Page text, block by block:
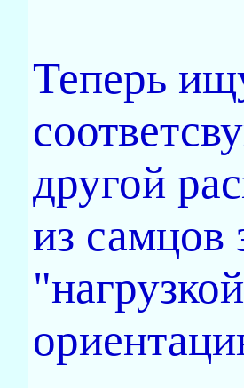
Теперь
другой
из самцов